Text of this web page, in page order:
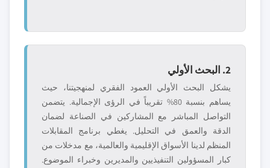
2. البحث الأولي
يشكل البحث الأولي العمود الفقري لمنهجيتنا، حيث
يساهم بنسبة 80% تقريباً في الرؤى الإجمالية. يتضمن
التواصل المباشر مع المشاركين في الصناعة لضمان
الدقة والعمق في التحليل. يغطي برنامج المقابلات
المنظم لدينا الأسواق الإقليمية والعالمية، مع مدخلات من
كبار المسؤولين التنفيذيين والمديرين وخبراء الموضوع.